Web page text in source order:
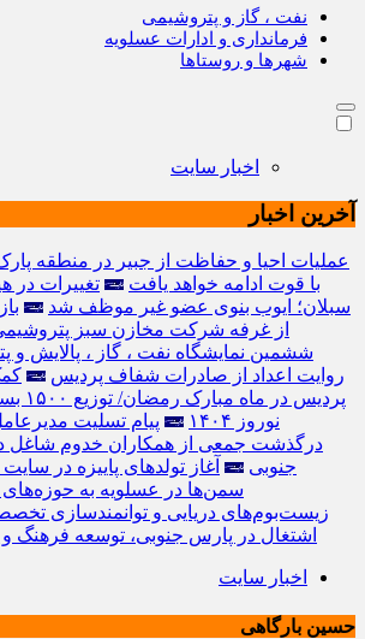
نفت ، گاز و پتروشیمی
فرمانداری و ادارات عسلویه
شهرها و روستاها
اخبار سایت
آخرین اخبار
عملیات احیا و حفاظت از جبیر در منطقه پارک
با قوت ادامه خواهد یافت
تغییرات در
سبلان؛ ایوب بنوی عضو غیر موظف شد
از غرفه شرکت مخازن سبز
ششمین نمایشگاه نفت ، گاز ، پالایش و
روایت اعداد از صادرات شفاف پردیس
نوروز ۱۴۰۴
پیام تسلیت
درگذشت جمعی از همکاران خدوم شاغل
جنوبی
آغاز تولدهای پاییزه در سایت
سمن‌ها در عسلویه به حوزه‌های
زیست‌بوم‌های دریایی و توانمندسازی
اشتغال در پارس جنوبی، توسعه فرهنگ
اخبار سایت
حسین بارگاهی